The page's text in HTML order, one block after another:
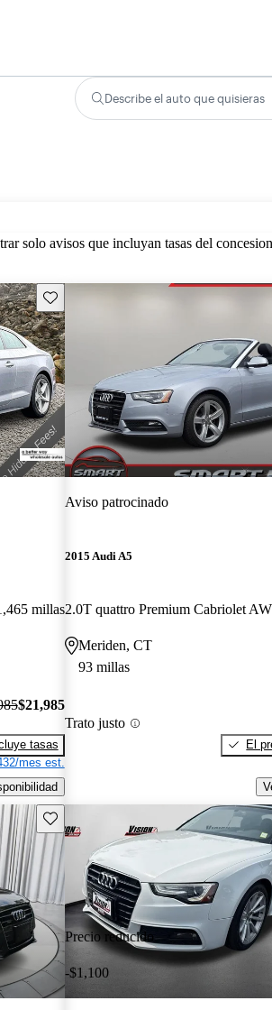
Describe el auto que quisieras
solo avisos que incluyan tasas del
Guarda este Aviso
millas
$21,985
tasas
mes est.
Aviso patrocinado
2015 Audi A5
2.0T quattro Premium Cabriolet
Meriden, CT
93 millas
Trato justo
El
Guarda este Aviso
Precio reducido
-$1,100